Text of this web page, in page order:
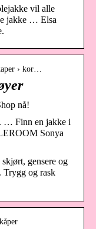
vil alle
jakke … Elsa
› kor…
nå!
… Finn en jakke i
Sonya
gensere og
Trygg og rask